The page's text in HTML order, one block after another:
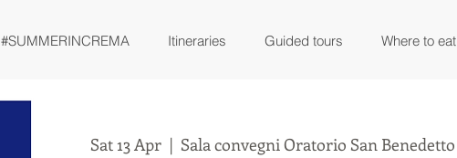
#SUMMERINCREMA Itineraries Guided tours Where to eat
Sat 13 Apr
  |
Sala convegni Oratorio San Benedetto